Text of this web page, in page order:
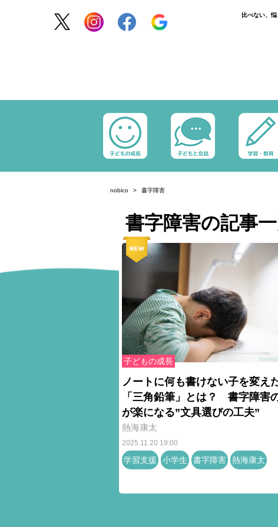
比べない、
nobico 書字障害
書字障害の記事
子どもの成長
ノートに何も書けない子を変え
「三角鉛筆」とは？ 書字障害
が楽になる”文具選びの工夫”
熱海康太
2025.11.20 19:00
学習支援 小学生 書字障害 熱海康太